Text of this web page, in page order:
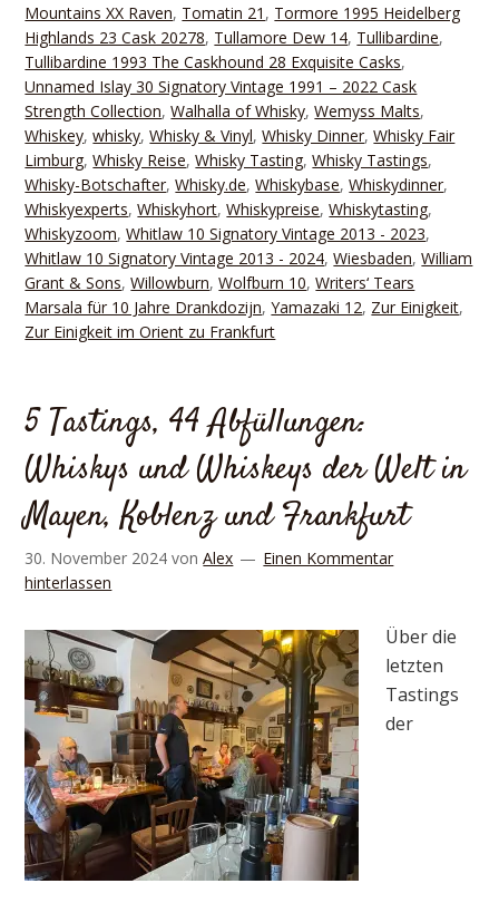
Mountains XX Raven, Tomatin 21 , Tormore 1995 Heidelberg
Highlands 23 Cask 20278, Tullamore Dew 14, Tullibardine,
Tullibardine 1993 The Caskhound 28 Exquisite Casks,
Unnamed Islay 30 Signatory Vintage 1991 – 2022 Cask
Strength Collection,Walhalla of Whisky,Wemyss Malts,
Whiskey,whisky,Whisky & Vinyl,Whisky Dinner,Whisky Fair
Limburg,Whisky Reise,Whisky Tasting,Whisky Tastings,
Whisky-Botschafter,Whisky.de,Whiskybase,Whiskydinner,
Whiskyexperts,Whiskyhort,Whiskypreise,Whiskytasting,
Whiskyzoom,Whitlaw 10 Signatory Vintage 2013 - 2023,
Whitlaw 10 Signatory Vintage 2013 - 2024,Wiesbaden,William
Grant & Sons,Willowburn,Wolfburn 10,Writers‘ Tears
Marsala für 10 Jahre Drankdozijn,Yamazaki 12, Zur Einigkeit,
Zur Einigkeit im Orient zu Frankfurt
5 Tastings, 44 Abfüllungen:
Whiskys und Whiskeys der Welt in
Mayen, Koblenz und Frankfurt
30. November 2024 vonAlex
Einen Kommentar
hinterlassen
Über die
letzten
Tastings
der